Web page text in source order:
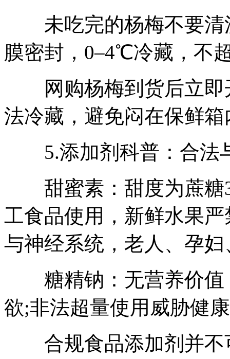
未吃完的杨梅不要清
膜密封，0–4℃冷藏，不
网购杨梅到货后立即
法冷藏，避免闷在保鲜
5.添加剂科普：合法
甜蜜素：甜度为蔗糖
工食品使用，新鲜水果
与神经系统，老人、孕
糖精钠：无营养价值
欲;非法超量使用威胁健
合规食品添加剂并不